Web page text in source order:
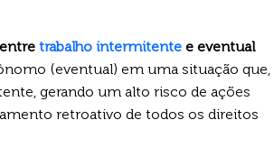
trabalho intermitente e eventual
(eventual) em uma situação que,
gerando um alto risco de ações
retroativo de todos os direitos